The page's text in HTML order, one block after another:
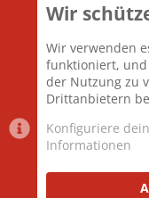
Themen
Mitglieder
Neuestes Mitglied
Wir
Wir verwenden
funktioniert, und
der Nutzung zu
Drittanbietern
Konfiguriere
Informationen